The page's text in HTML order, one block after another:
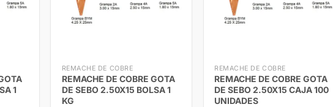
1
REMACHE DE COBRE
REMACHE DE COBRE GOTA
DE SEBO 2.50X15 BOLSA 1
KG
REMACHE DE COBRE
REMACHE DE COBRE GOTA
DE SEBO 2.50X15 CAJA 100
UNIDADES